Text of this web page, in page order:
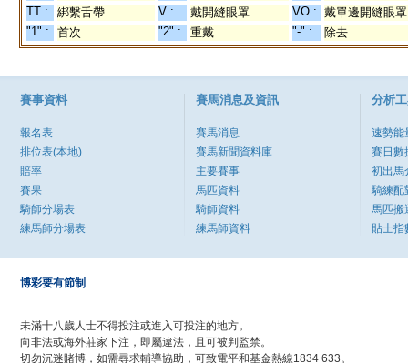
TT : 綁繫舌帶 V : 戴開縫眼罩 VO : 戴單邊開縫眼罩
"1" :
首次 "2" : 重戴 "-" : 除去
賽事資料
報名表
排位表(本地)
賠率
賽果
騎師分場表
練馬師分場表
賽馬消息及資訊
賽馬消息
賽馬新聞資料庫
主要賽事
馬匹資料
騎師資料
練馬師資料
分析
速勢能
賽日數
初出馬
騎練配
馬匹搬
貼士指
博彩要有節制
未滿十八歲人士不得投注或進入可投注的地方。
向非法或海外莊家下注，即屬違法，且可被判監禁。
切勿沉迷賭博，如需尋求輔導協助，可致電平和基金熱線1834 633。